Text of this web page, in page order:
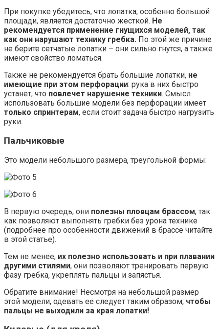
При покупке убедитесь, что лопатка, особенно большой
площади, является достаточно жесткой. Не
рекомендуется применение гнущихся моделей, так
как они нарушают технику гребка. По этой же причине
не берите сетчатые лопатки – они сильно гнутся, а также
имеют свойство ломаться.
Также не рекомендуется брать большие лопатки, не
имеющие при этом перфорации: рука в них быстро
устанет, что повлечет нарушение техники. Смысл
использовать большие модели без перфорации имеет
только спринтерам, если стоит задача быстро нагрузить
руки.
Пальчиковые
Это модели небольшого размера, треугольной формы:
В первую очередь, они полезны пловцам брассом, так
как позволяют выполнять гребки без урона технике
(подробнее про особенности движений в брассе читайте
в этой статье).
Тем не менее, их полезно использовать и при плавании
другими стилями, они позволяют тренировать первую
фазу гребка, укреплять пальцы и запястья.
Обратите внимание! Несмотря на небольшой размер
этой модели, одевать ее следует таким образом, чтобы
пальцы не выходили за края лопатки!